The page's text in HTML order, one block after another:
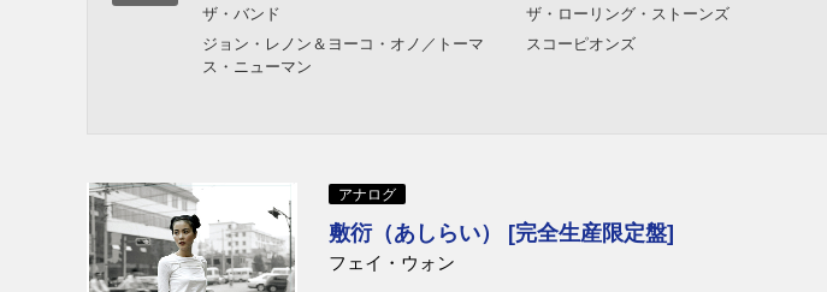
ザ・バンド
ザ・ローリング・ストーンズ
ジョン・レノン＆ヨーコ・オノ／トーマ
ス・ニューマン
スコーピオンズ
アナログ
敷衍（あしらい） [完全生産限定盤]
フェイ・ウォン